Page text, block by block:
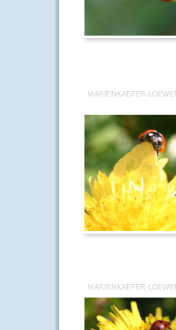
MARIENKAEFER-
MARIENKAEFER-